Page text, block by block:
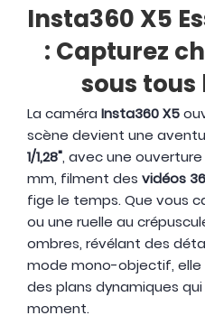
Insta360 X5
: Capturez
sous
La caméra Insta360 X5
scène devient une
1/1,28", avec une
mm, filment des vidéos
fige le temps. Que vous
ou une ruelle au
ombres, révélant des
mode mono-objectif, elle
des plans dynamiques
moment.